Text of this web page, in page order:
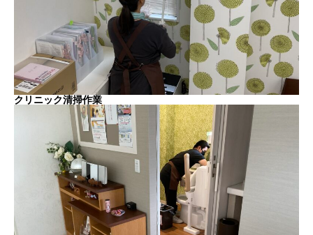
クリニック清掃作業